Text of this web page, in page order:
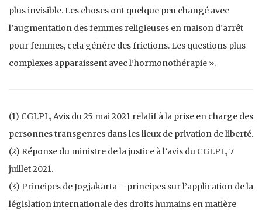
plus invisible. Les choses ont quelque peu changé avec
l’augmentation des femmes religieuses en maison d’arrêt
pour femmes, cela génère des frictions. Les questions plus
complexes apparaissent avec l’hormonothérapie ».
(1) CGLPL, Avis du 25 mai 2021 relatif à la prise en charge des
personnes transgenres dans les lieux de privation de liberté.
(2) Réponse du ministre de la justice à l’avis du CGLPL, 7
juillet 2021.
(3) Principes de Jogjakarta – principes sur l’application de la
législation internationale des droits humains en matière